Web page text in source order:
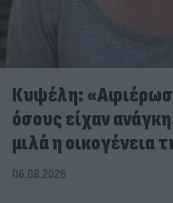
Κυψέλη:
όσους είχαν
μιλά η οικογένεια
06.08.2026